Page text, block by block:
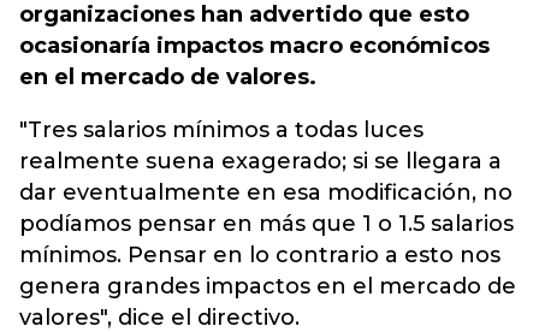
organizaciones han advertido que esto
ocasionaría impactos macro económicos
en el mercado de valores.
"Tres salarios mínimos a todas luces
realmente suena exagerado; si se llegara a
dar eventualmente en esa modificación, no
podíamos pensar en más que 1 o 1.5 salarios
mínimos. Pensar en lo contrario a esto nos
genera grandes impactos en el mercado de
valores", dice el directivo.